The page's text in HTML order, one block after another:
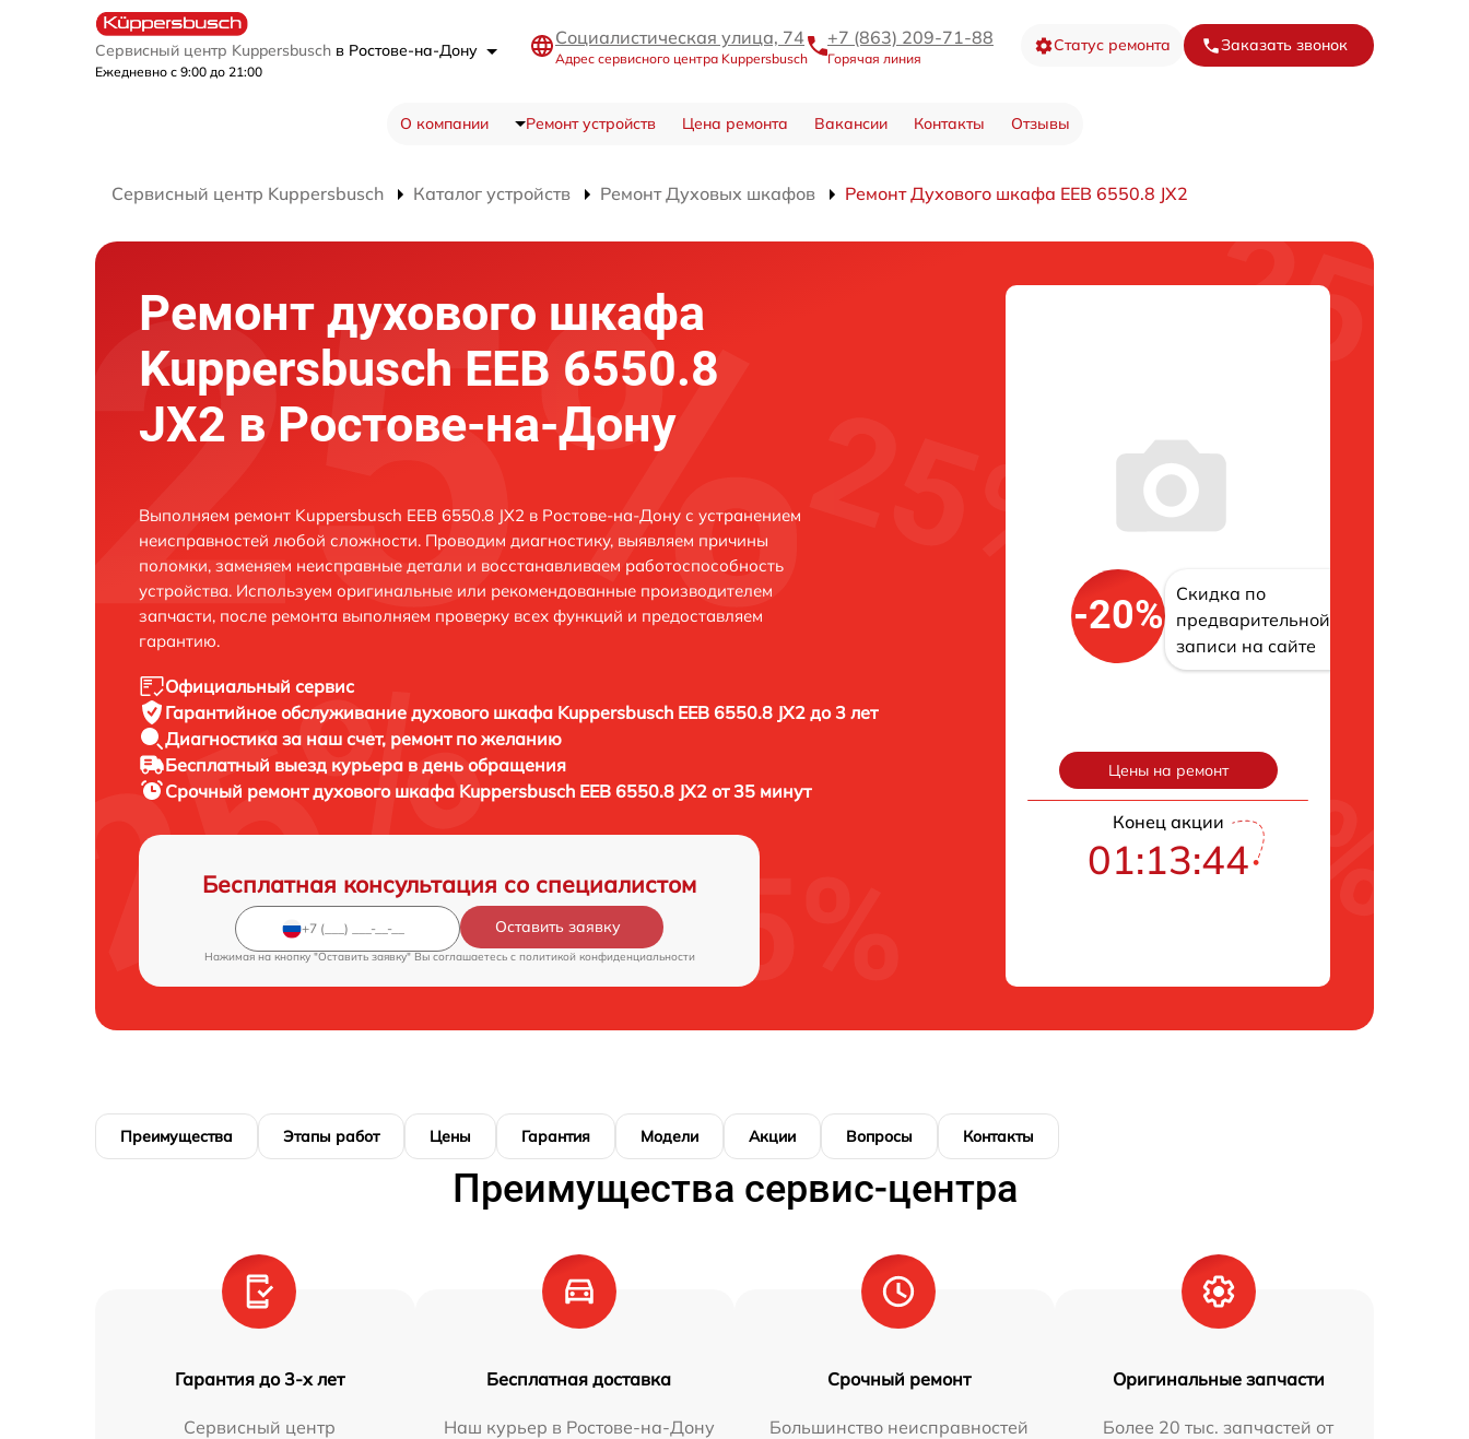
Сервисный центр Kuppersbusch в Ростове-на-Дону
Ежедневно с 9:00 до 21:00
Социалистическая улица, 74
Адрес сервисного центра Kuppersbusch
+7 (863) 209-71-88
Горячая линия
Статус ремонта Заказать звонок
О компании Ремонт устройств Цена ремонта Вакансии Контакты Отзывы
Сервисный центр Kuppersbusch Каталог устройств Ремонт Духовых шкафов Ремонт Духового шкафа EEB 6550.8 JX2
Ремонт духового шкафа
Kuppersbusch EEB 6550.8
JX2 в Ростове-на-Дону
Выполняем ремонт Kuppersbusch EEB 6550.8 JX2 в Ростове-на-Дону с устранением
неисправностей любой сложности. Проводим диагностику, выявляем причины
поломки, заменяем неисправные детали и восстанавливаем работоспособность
устройства. Используем оригинальные или рекомендованные производителем
запчасти, после ремонта выполняем проверку всех функций и предоставляем
гарантию.
Официальный сервис
Гарантийное обслуживание духового шкафа Kuppersbusch EEB 6550.8 JX2 до 3 лет
Диагностика за наш счет, ремонт по желанию
Бесплатный выезд курьера в день обращения
Срочный ремонтдухового шкафа Kuppersbusch EEB 6550.8 JX2 от 35 минут
Бесплатная консультация со специалистом
Оставить заявку
Нажимая на кнопку "Оставить заявку" Вы соглашаетесь c политикой конфиденциальности
-20%
Скидка по
предварительной
записи на сайте
Цены на ремонт
Конец акции
01:13:43
Преимущества Этапы работ Цены Гарантия Модели Акции Вопросы Контакты
Преимущества сервис-центра
Гарантия до 3-х лет
Сервисный центр
Бесплатная доставка
Наш курьер в Ростове-на-Дону
Срочный ремонт
Большинство неисправностей
Оригинальные запчасти
Более 20 тыс. запчастей от